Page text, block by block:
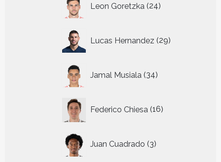
Leon Goretzka 24
producten
Lucas Hernandez 29
producten
Jamal Musiala 34
producten
Federico Chiesa 16
producten
Juan Cuadrado 3
producten